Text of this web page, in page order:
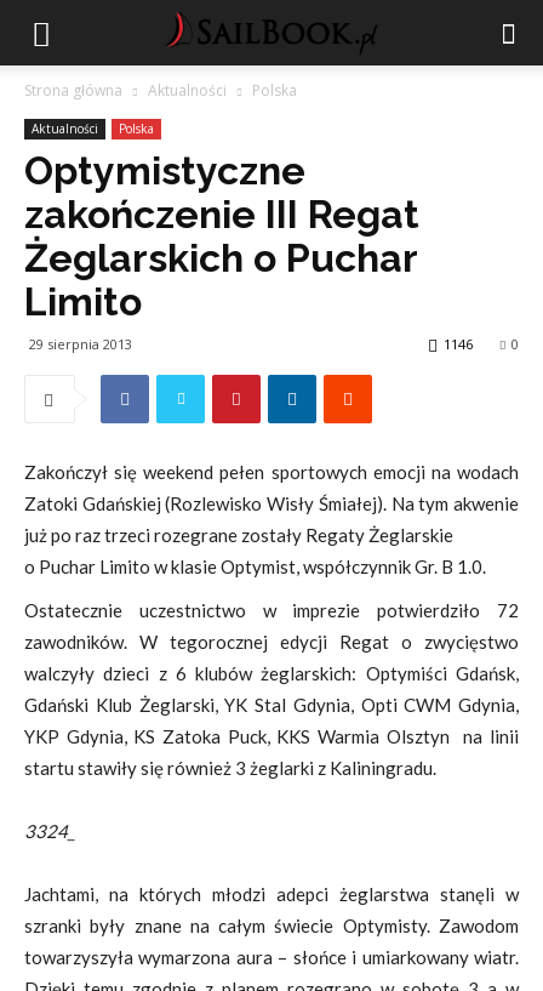
Strona główna Aktualności Polska
Aktualności Polska
Optymistyczne
zakończenie III Regat
Żeglarskich o Puchar
Limito
29 sierpnia 2013 0
1146
Zakończył się weekend pełen sportowych emocji na wodach
Zatoki Gdańskiej (Rozlewisko Wisły Śmiałej). Na tym akwenie
już po raz trzeci rozegrane zostały Regaty Żeglarskie
o Puchar Limito w klasie Optymist, współczynnik Gr. B 1.0.
Ostatecznie uczestnictwo w imprezie potwierdziło 72
zawodników. W tegorocznej edycji Regat o zwycięstwo
walczyły dzieci z 6 klubów żeglarskich: Optymiści Gdańsk,
Gdański Klub Żeglarski, YK Stal Gdynia, Opti CWM Gdynia,
YKP Gdynia, KS Zatoka Puck, KKS Warmia Olsztyn na linii
startu stawiły się również 3 żeglarki z Kaliningradu.
3324_
Jachtami, na których młodzi adepci żeglarstwa stanęli w
szranki były znane na całym świecie Optymisty. Zawodom
towarzyszyła wymarzona aura – słońce i umiarkowany wiatr.